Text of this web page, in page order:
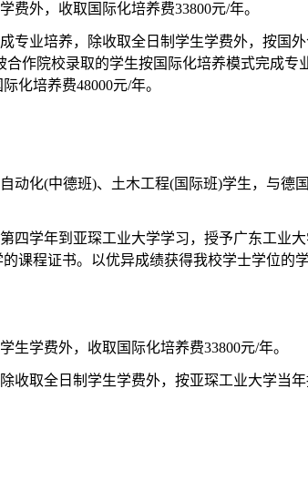
费外，收取国际化培养费33800元/年。
专业培养，除收取全日制学生学费外，按国
作院校录取的学生按国际化培养模式完成专
化培养费48000元/年。
动化(中德班)、土木工程(国际班)学生，与德
四学年到亚琛工业大学学习，授予广东工业
课程证书。以优异成绩获得我校学士学位的
生学费外，收取国际化培养费33800元/年。
收取全日制学生学费外，按亚琛工业大学当